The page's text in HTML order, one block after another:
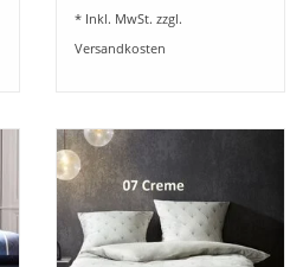
* Inkl. MwSt. zzgl.
Versandkosten